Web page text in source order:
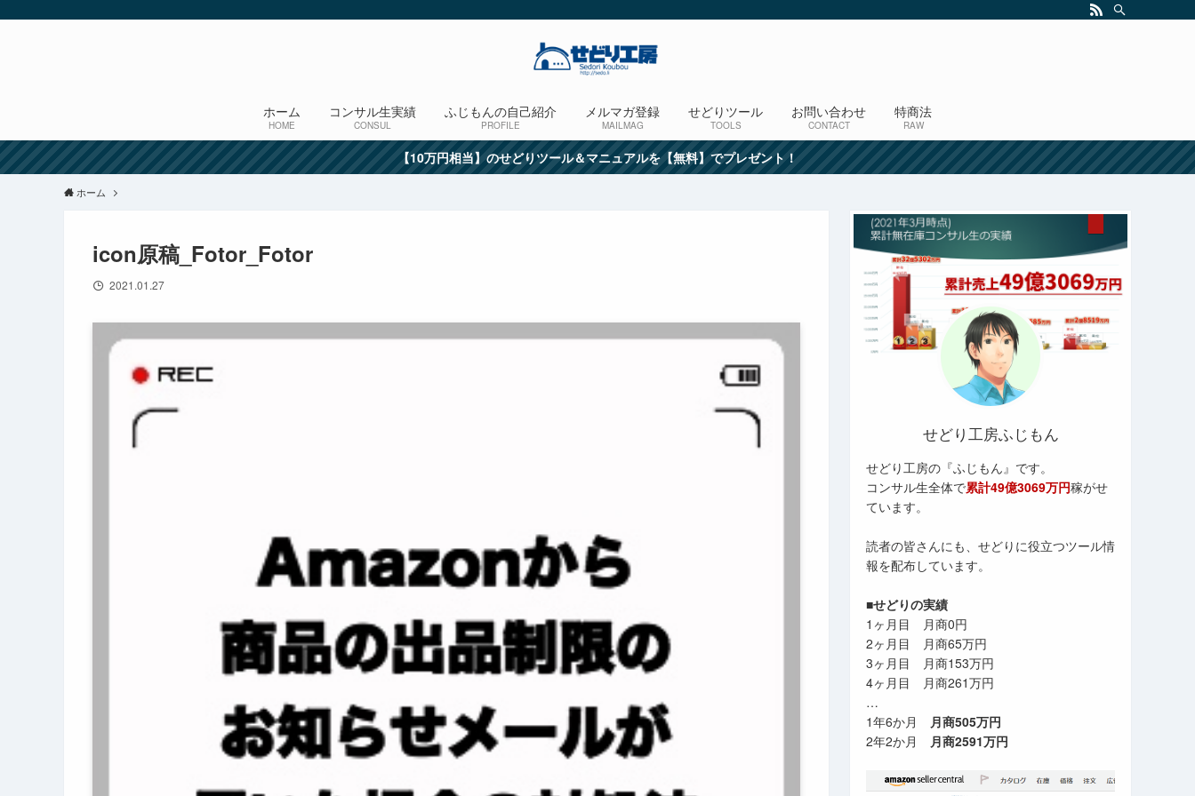
ホーム
HOME
コンサル生実績
CONSUL
ふじもんの自己紹介
PROFILE
メルマガ登録
MAILMAG
せどりツール
TOOLS
お問い合わせ
CONTACT
特商法
RAW
【10万円相当】のせどりツール＆マニュアルを【無料】でプレゼント！
ホーム
icon原稿_Fotor_Fotor
2021.01.27
せどり工房ふじもん
せどり工房の『ふじもん』です。
コンサル生全体で累計49億3069万円稼がせ
ています。
読者の皆さんにも、せどりに役立つツール情
報を配布しています。
■せどりの実績
1ヶ月目 月商0円
2ヶ月目 月商65万円
3ヶ月目 月商153万円
4ヶ月目 月商261万円
…
1年6か月 月商505万円
2年2か月 月商2591万円